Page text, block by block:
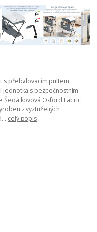
s přebalovacím pultem
jednotka s bezpečnostním
Šedá kovová Oxford Fabric
z vyztužených
celý popis